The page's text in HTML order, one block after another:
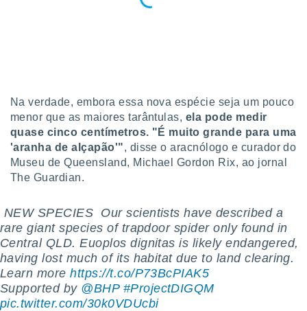
a
cookies,
a
site
Neste
lo de
a
website,
analisar o
ou
Na verdade, embora essa nova espécie seja um pouco
menor que as maiores tarântulas, ela pode medir
quase cinco centímetros. "É muito grande para uma
'aranha de alçapão'", disse o aracnólogo e curador do
Museu de Queensland, Michael Gordon Rix, ao jornal
The Guardian.
️ NEW SPECIES ️ Our scientists have described a
rare giant species of trapdoor spider only found in
Central QLD. Euoplos dignitas is likely endangered,
having lost much of its habitat due to land clearing.
Learn morehttps://t.co/P73BcPIAK5
Supported by @BHP #ProjectDIGQM
pic.twitter.com/30k0VDUcbi